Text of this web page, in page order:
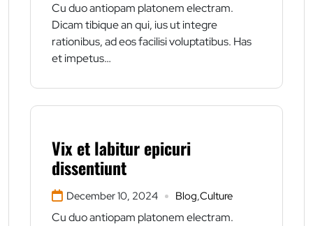
Cu duo antiopam platonem electram.
Dicam tibique an qui, ius ut integre
rationibus, ad eos facilisi voluptatibus. Has
et impetus…
Vix et labitur epicuri
dissentiunt
December 10, 2024 Blog,Culture
Cu duo antiopam platonem electram.